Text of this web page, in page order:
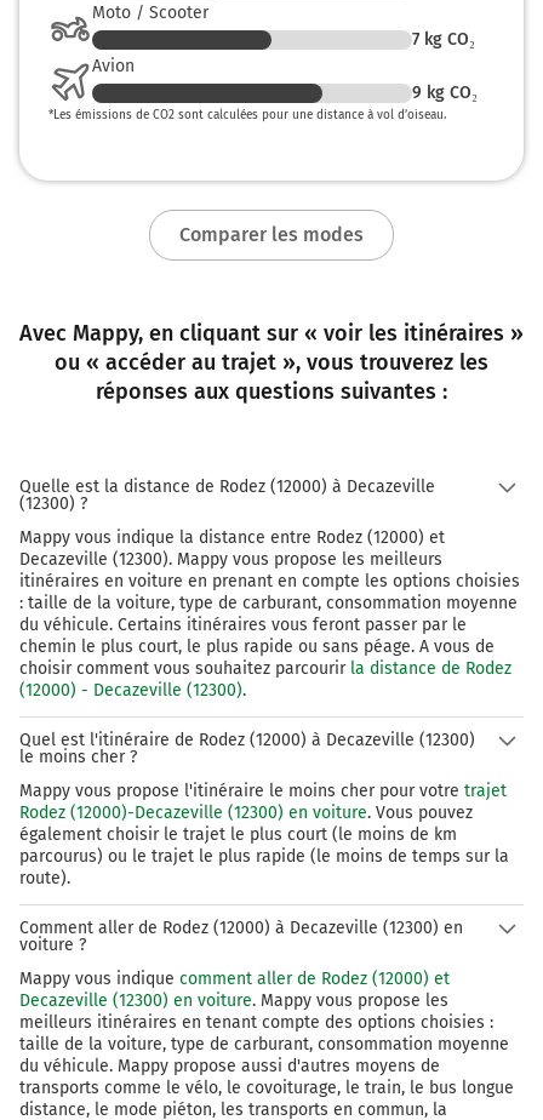
Moto / Scooter
7 kg CO₂
Avion
9 kg CO₂
*Les émissions de CO2 sont calculées pour une distance à vol d’oiseau.
Comparer les modes
Avec Mappy, en cliquant sur « voir les itinéraires »
ou « accéder au trajet », vous trouverez les
réponses aux questions suivantes :
Quelle est la distance de Rodez (12000) à Decazeville
(12300) ?
Mappy vous indique la distance entre Rodez (12000) et
Decazeville (12300). Mappy vous propose les meilleurs
itinéraires en voiture en prenant en compte les options choisies
: taille de la voiture, type de carburant, consommation moyenne
du véhicule. Certains itinéraires vous feront passer par le
chemin le plus court, le plus rapide ou sans péage. A vous de
choisir comment vous souhaitez parcourir la distance de Rodez
(12000) - Decazeville (12300).
Quel est l'itinéraire de Rodez (12000) à Decazeville (12300)
le moins cher ?
Mappy vous propose l'itinéraire le moins cher pour votre trajet
Rodez (12000)-Decazeville (12300) en voiture. Vous pouvez
également choisir le trajet le plus court (le moins de km
parcourus) ou le trajet le plus rapide (le moins de temps sur la
route).
Comment aller de Rodez (12000) à Decazeville (12300) en
voiture ?
Mappy vous indique comment aller de Rodez (12000) et
Decazeville (12300) en voiture. Mappy vous propose les
meilleurs itinéraires en tenant compte des options choisies :
taille de la voiture, type de carburant, consommation moyenne
du véhicule. Mappy propose aussi d'autres moyens de
transports comme le vélo, le covoiturage, le train, le bus longue
distance, le mode piéton, les transports en commun, la